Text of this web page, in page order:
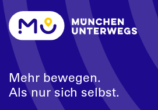
Mehr bewegen.
Als nur sich selbst.